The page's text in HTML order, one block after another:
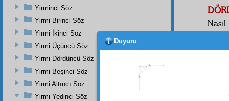
Yirminci Söz
Yirmi Birinci Söz
Yirmi İkinci Söz
Yirmi Üçüncü Söz
Yirmi Dördüncü Söz
Yirmi Beşinci Söz
Yirmi Altıncı Söz
Yirmi Yedinci Söz
Duyuru